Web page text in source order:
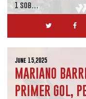
1 sob…
June 15,2025
MARIANO
PRIMER GOL,